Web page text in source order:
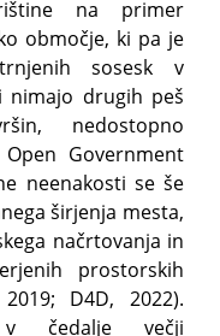
na primer
območje, ki pa je
sosesk v
nimajo drugih peš
nedostopno
Government
neenakosti se še
širjenja mesta,
načrtovanja in
prostorskih
D4D, 2022).
čedalje večji